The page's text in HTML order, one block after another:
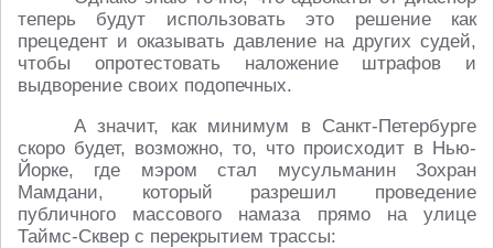
теперь будут использовать это решение как
прецедент и оказывать давление на других судей,
чтобы опротестовать наложение штрафов и
выдворение своих подопечных.
А значит, как минимум в Санкт-Петербурге
скоро будет, возможно, то, что происходит в Нью-
Йорке, где мэром стал мусульманин Зохран
Мамдани, который разрешил проведение
публичного массового намаза прямо на улице
Таймс-Сквер с перекрытием трассы: